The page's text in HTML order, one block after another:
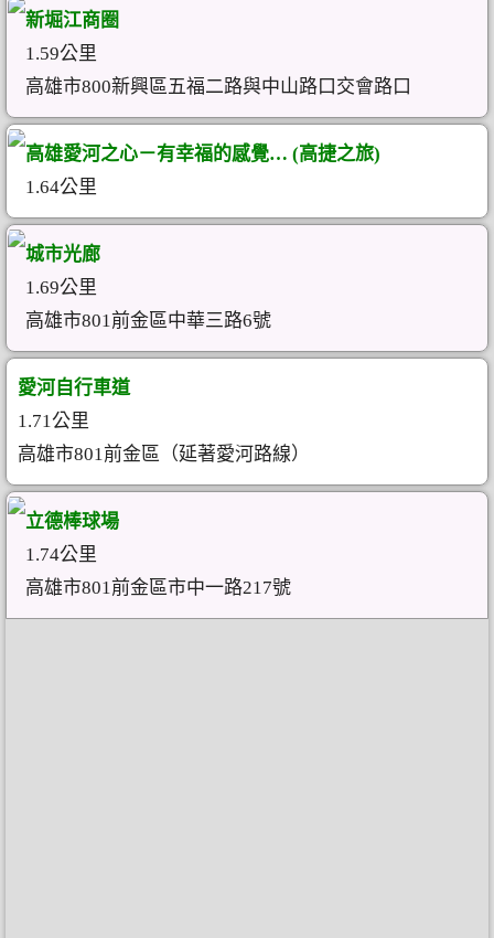
新堀江商圈
1.59公里
高雄市800新興區五福二路與中山路口交會路口
高雄愛河之心－有幸福的感覺… (高捷之旅)
1.64公里
城市光廊
1.69公里
高雄市801前金區中華三路6號
愛河自行車道
1.71公里
高雄市801前金區（延著愛河路線）
立德棒球場
1.74公里
高雄市801前金區市中一路217號